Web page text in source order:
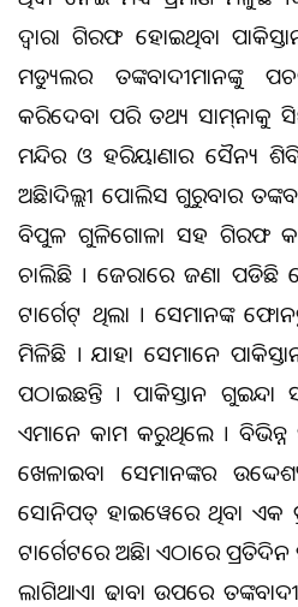
ଦ୍ବାରା ଗିରଫ ହୋଇଥିବା
ମଡ୍ୟୁଲର ଆତଙ୍କବାଦୀମାନଙ୍କୁ
କରିଦେବା ପରି ତଥ୍ୟ ସାମ୍‌ନାକୁ
ମନ୍ଦିର ଓ ହରିୟାଣାର ସୈନ୍ୟ ଶିବିର
ଅଛି।ଦିଲ୍ଲୀ ପୋଲିସ ଗୁରୁବାର
ବିପୁଳ ଗୁଳିଗୋଳା ସହ ଗିରଫ
ଚାଲିଛି । ଜେରାରେ ଜଣା ପଡିଛି
ଟାର୍ଗେଟ୍ ଥିଲା । ସେମାନଙ୍କ
ମିଳିଛି । ଯାହା ସେମାନେ
ପଠାଇଛନ୍ତି । ପାକିସ୍ତାନ ଗୁଇନ୍ଦା
ଏମାନେ କାମ କରୁଥିଲେ । ବିଭିନ୍ନ
ଖେଳାଇବା ସେମାନଙ୍କର
ସୋନିପତ୍‌ ହାଇୱେରେ ଥିବା ଏକ
ଟାର୍ଗେଟରେ ଅଛି। ଏଠାରେ
ଲାଗିଥାଏ। ଢାବା ଉପରେ